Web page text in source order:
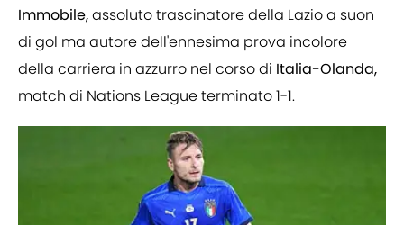
Immobile,assoluto trascinatore della Lazio a suon
di gol ma autore dell'ennesima prova incolore
della carriera in azzurro nel corso di Italia-Olanda,
match di Nations League terminato 1-1.